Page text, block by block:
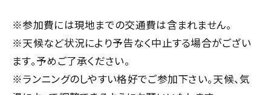
※参加費には現地までの交通費は含まれません。
※天候など状況により予告なく中止する場合がござい
ます。予めご了承ください。
※ランニングのしやすい格好でご参加下さい。天候、気